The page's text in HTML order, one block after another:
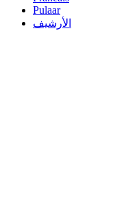
Pulaar
الأرشيف